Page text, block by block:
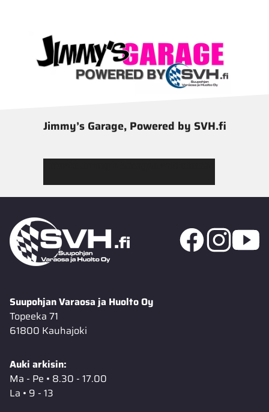
Jimmy’s Garage, Powered by SVH.fi
Suupohjan Varaosa ja Huolto Oy
Topeeka 71
61800 Kauhajoki
Auki arkisin:
Ma - Pe • 8.30 - 17.00
La • 9 - 13